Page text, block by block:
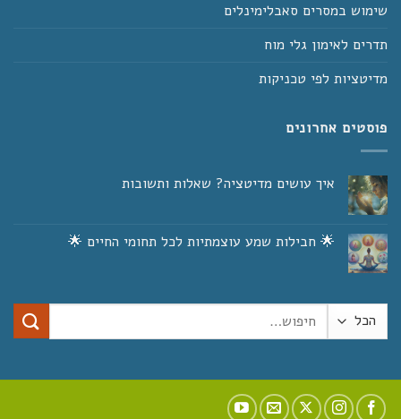
שימוש במסרים סאבלימינלים
תדרים לאימון גלי מוח
מדיטציות לפי טכניקות
פוסטים אחרונים
איך עושים מדיטציה? שאלות ותשובות
איך
עושים
🌟 חבילות שמע עוצמתיות לכל תחומי החיים 🌟
חבילות
עוצמתיות
לכל